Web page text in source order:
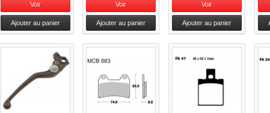
Voir
Ajouter au panier
Voir
Ajouter au panier
Voir
Ajouter au panier